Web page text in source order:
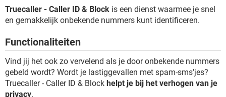
GRATIS SNAPCHAT
Truecaller - Caller ID & Block is een dienst waarmee je snel
en gemakkelijk onbekende nummers kunt identificeren.
Functionaliteiten
Vind jij het ook zo vervelend als je door onbekende nummers
gebeld wordt? Wordt je lastiggevallen met spam-sms’jes?
Truecaller - Caller ID & Block helpt je bij het verhogen van je
privacy.